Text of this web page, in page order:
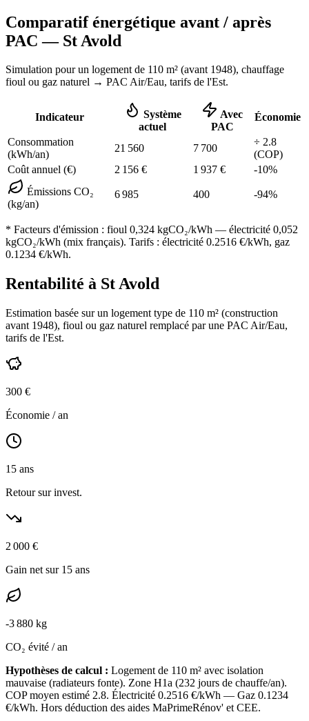
Comparatif énergétique avant / après
PAC — St Avold
Simulation pour un logement de 110 m² (avant 1948), chauffage
fioul ou gaz naturel → PAC Air/Eau, tarifs de l'Est.
Indicateur
Système
actuel
Avec
PAC
Économie
Consommation
(kWh/an)
21 560 7 700
÷ 2.8
(COP)
Coût annuel (€)
2 156 € 1 937 € -10%
Émissions CO₂
(kg/an)
6 985 400 -94%
* Facteurs d'émission : fioul 0,324 kgCO₂/kWh — électricité 0,052
kgCO₂/kWh (mix français). Tarifs : électricité 0.2516 €/kWh, gaz
0.1234 €/kWh.
Rentabilité à St Avold
Estimation basée sur un logement type de 110 m² (construction
avant 1948), fioul ou gaz naturel remplacé par une PAC Air/Eau,
tarifs de l'Est.
300 €
Économie / an
15 ans
Retour sur invest.
2 000 €
Gain net sur 15 ans
-3 880 kg
CO₂ évité / an
Hypothèses de calcul : Logement de 110 m² avec isolation
mauvaise (radiateurs fonte). Zone H1a (232 jours de chauffe/an).
COP moyen estimé 2.8. Électricité 0.2516 €/kWh — Gaz 0.1234
€/kWh. Hors déduction des aides MaPrimeRénov' et CEE.